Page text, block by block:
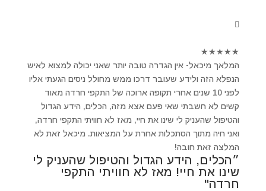
★
★
★
★
★
המלאך מיכאל- אין הגדרה טובה יותר שאני יכולה למצוא לאיש
הנפלא הזה ולידע שעובר דרכו ממש מחולל ניסים הגעתי אליו
לפני 10 שנים אחרי תקופה ארוכה של התקפי חרדה מאוד
קשים לא חשבתי שאי פעם אצא מזה, הכלים, הידע הגדול
והטיפול שהעניק לי שינו את חיי, מאז לא חוויתי התקפי חרדה,
ואני חיה מתוך הסתכלות אחרת על המציאות. מיכאל זאת לא
המלצה זאת חובה!
״הכלים, הידע הגדול והטיפול שהעניק לי
שינו את חיי! מאז לא חוויתי התקפי
חרדה"